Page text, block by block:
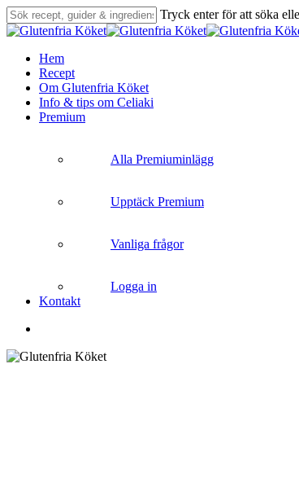
Skip
to
content
Tryck enter för att söka
Close
search
Menu
Hem
Recept
Om Glutenfria Köket
Info & tips om Celiaki
Premium
Alla Premiuminlägg
Upptäck Premium
Vanliga frågor
Logga in
Kontakt